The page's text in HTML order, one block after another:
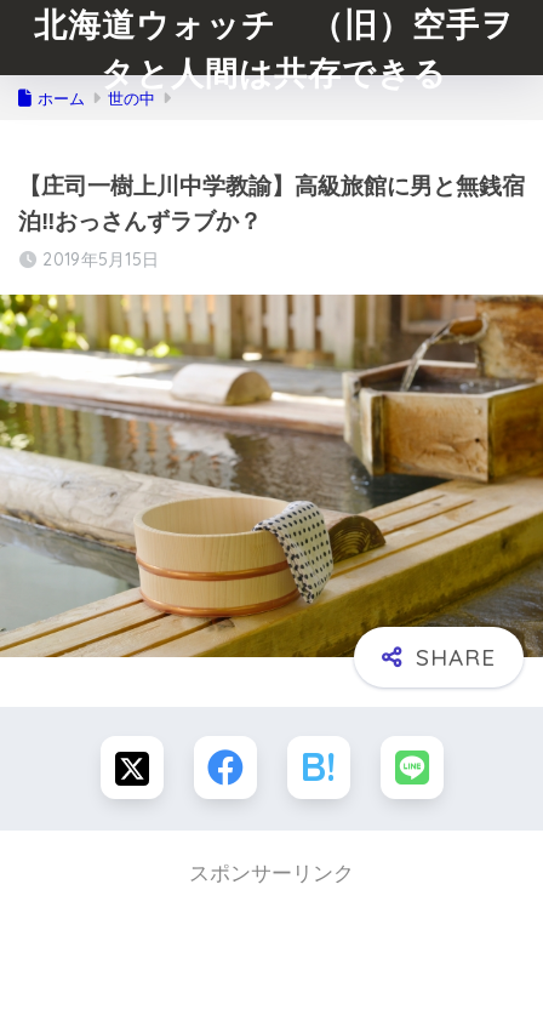
北海道ウォッチ （旧）空手ヲ
タと人間は共存できる
ホーム 世の中
【庄司一樹上川中学教諭】高級旅館に男と無銭宿
泊‼︎おっさんずラブか？
2019年5月15日
スポンサーリンク